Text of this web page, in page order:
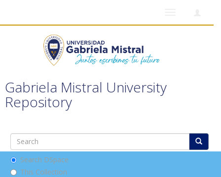
Gabriela Mistral University
Repository
Search DSpace
This Collection